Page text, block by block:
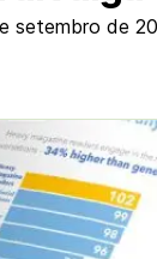
setembro de